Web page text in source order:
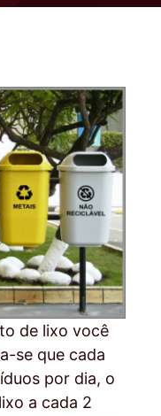
de lixo você
se que cada
por dia, o
a cada 2